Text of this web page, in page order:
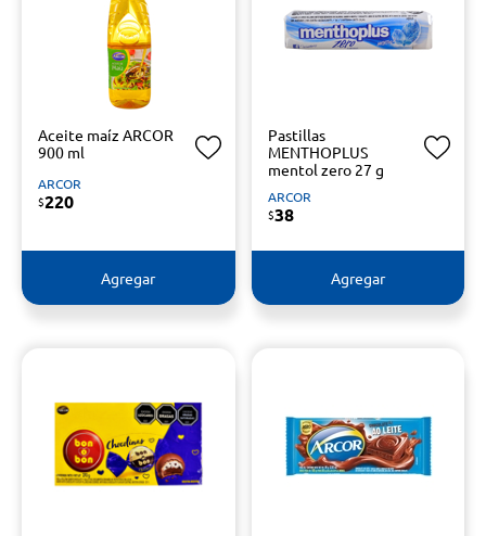
Aceite maíz ARCOR
900 ml
ARCOR
$220
Agregar
Pastillas
MENTHOPLUS
mentol zero 27 g
ARCOR
$38
Agregar